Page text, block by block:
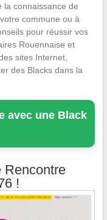
la connaissance de
commune ou à
pour réussir vos
Rouennaise et
sites Internet,
des Blacks dans la
avec une Black
Rencontre
!